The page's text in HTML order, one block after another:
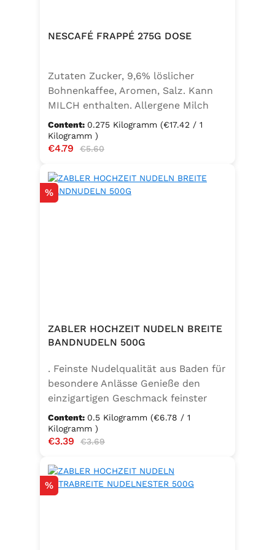
NESCAFÉ FRAPPÉ 275G DOSE
Zutaten Zucker, 9,6% löslicher
Bohnenkaffee, Aromen, Salz. Kann
MILCH enthalten. Allergene Milch
und daraus gewonnene Erzeugnisse
Content: 0.275 Kilogramm (€17.42 / 1
Kilogramm )
Sale price:
€4.79 Regular price:
€5.60
Discount
%
ZABLER HOCHZEIT NUDELN BREITE
BANDNUDELN 500G
. Feinste Nudelqualität aus Baden für
besondere Anlässe Genieße den
einzigartigen Geschmack feinster
Bandnudeln – mit den Zabler
Hochzeit Nudeln holst du dir echte
badische Qualität auf den Teller.
Hartweizengrieß, täglich frisch
aufgeschlagenen Eiern der
Content: 0.5 Kilogramm (€6.78 / 1
Kilogramm )
Sale price:
€3.39 Regular price:
€3.69
Discount
%